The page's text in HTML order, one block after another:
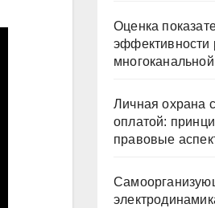
Оценка
эффективности
Личная охрана
оплатой:
правовые